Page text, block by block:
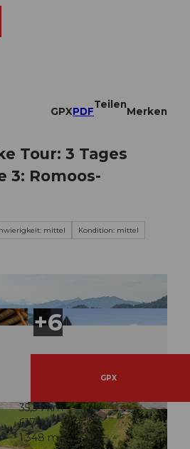
GPXPDF
Teilen
Merken
Tour: 3 Tages
3: Romoos-
mittel
Kondition: mittel
© Janine Wicki, UNESCO Biosphäre Entlebuch
GPX
35,34 km
617 m
1.348 m